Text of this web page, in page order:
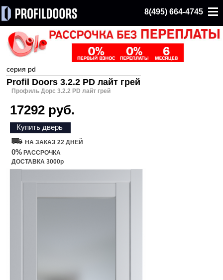
8(495) 664-4745
серия pd
Profil Doors 3.2.2 PD лайт грей
Профиль Дорс 3.2.2 PD лайт грей
17292 руб.
Купить дверь
НА ЗАКАЗ 22 ДНЕЙ
0% РАССРОЧКА
ДОСТАВКА 3000р